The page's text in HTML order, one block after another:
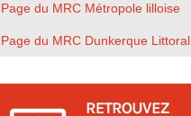
Page du MRC Métropole lilloise
Page du MRC Dunkerque Littoral